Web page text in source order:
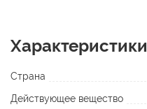
Характеристики
Страна
Действующее вещество